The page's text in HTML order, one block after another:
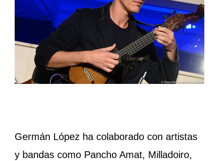
Germán López ha colaborado con artistas
y bandas como Pancho Amat, Milladoiro,